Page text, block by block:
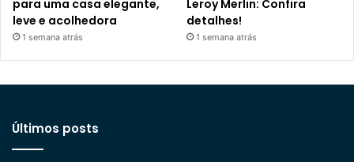
para uma casa elegante,
leve e acolhedora
1 semana atrás
Leroy Merlin: Confira
detalhes!
1 semana atrás
Últimos posts